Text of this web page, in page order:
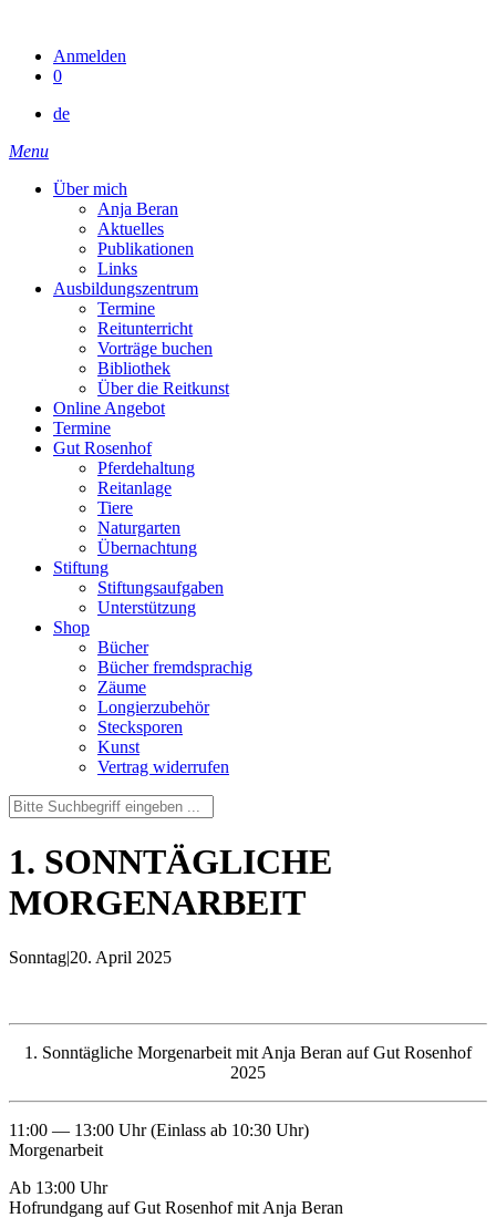
contentAnmelden
0
de
Menu
Über mich
Anja Beran
Aktuelles
Publikationen
Links
Ausbildungszentrum
Termine
Reitunterricht
Vorträge buchen
Bibliothek
Über die Reitkunst
Online Angebot
Termine
Gut Rosenhof
Pferdehaltung
Reitanlage
Tiere
Naturgarten
Übernachtung
Stiftung
Stiftungsaufgaben
Unterstützung
Shop
Bücher
Bücher fremdsprachig
Zäume
Longierzubehör
Stecksporen
Kunst
Vertrag widerrufen
1. SONNTÄGLICHE
MORGENARBEIT
Sonntag|20. April 2025
1. Sonntägliche Morgenarbeit mit Anja Beran auf Gut Rosenhof
2025
11:00 — 13:00 Uhr (Einlass ab 10:30 Uhr)
Morgenarbeit
Ab 13:00 Uhr
Hofrundgang auf Gut Rosenhof mit Anja Beran